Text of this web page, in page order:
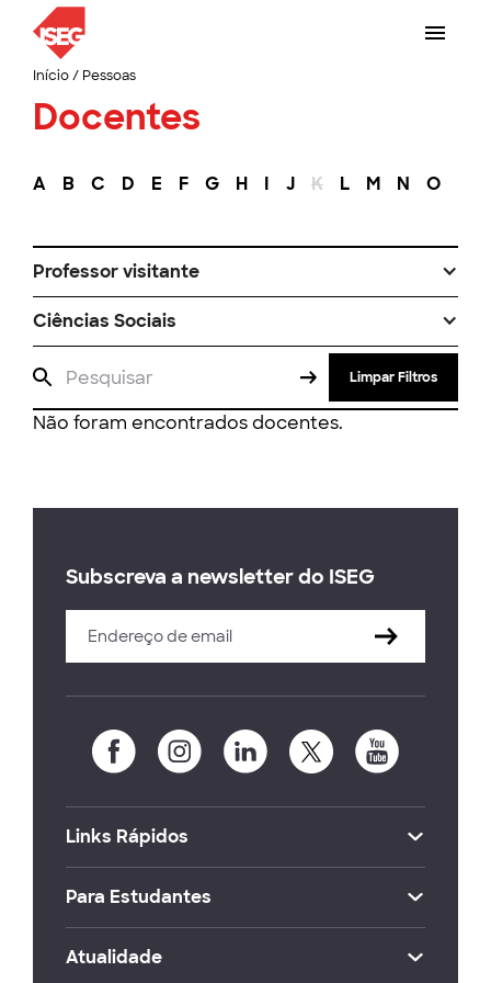
Início/ Pessoas
Docentes
A B C D E F G H I J K L M N O
Professor visitante
Ciências Sociais
Limpar Filtros
Não foram encontrados docentes.
Subscreva a newsletter do ISEG
Links Rápidos
Para Estudantes
Atualidade